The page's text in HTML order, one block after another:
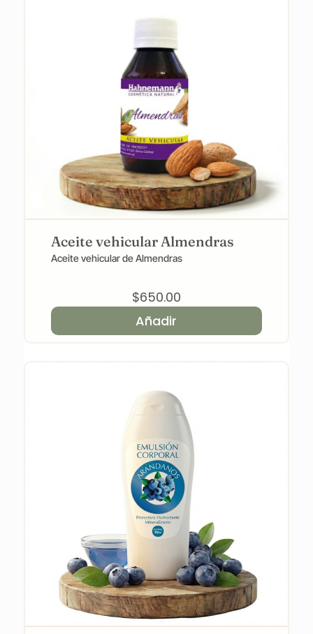
Aceite vehicular Almendras
Aceite vehicular de Almendras
$650.00
Añadir